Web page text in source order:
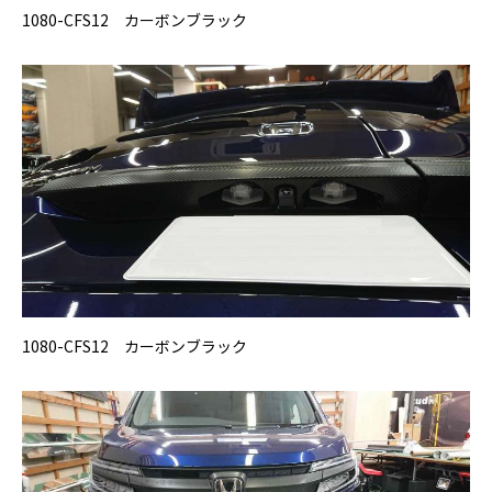
1080-CFS12 カーボンブラック
1080-CFS12 カーボンブラック